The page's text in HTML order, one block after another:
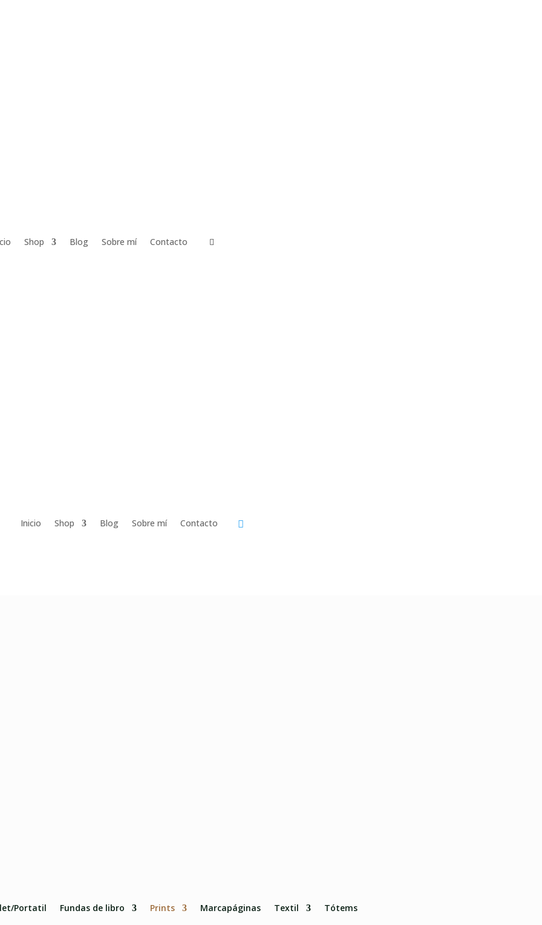
Shop Blog Sobre mí Contacto
Inicio Shop Blog Sobre mí Contacto
Portatil Fundas de libro Prints Marcapáginas Textil Tótems